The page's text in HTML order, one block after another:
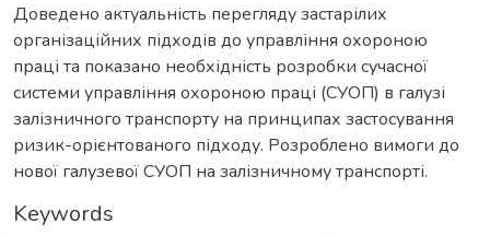
Доведено актуальність перегляду застарілих
організаційних підходів до управління охороною
праці та показано необхідність розробки сучасної
системи управління охороною праці (СУОП) в галузі
залізничного транспорту на принципах застосування
ризик-орієнтованого підходу. Розроблено вимоги до
нової галузевої СУОП на залізничному транспорті.
Keywords